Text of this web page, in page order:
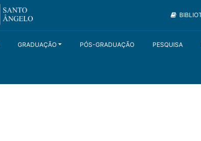
GRADUAÇÃO PÓS-GRADUAÇÃO PESQUISA